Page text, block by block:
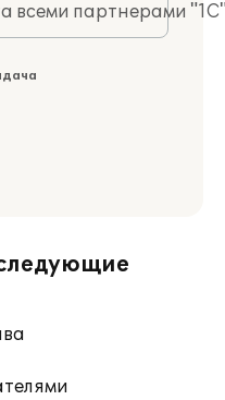
всеми партнерами